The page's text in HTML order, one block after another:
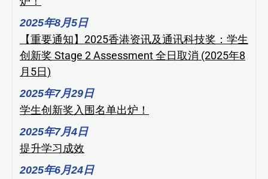
2025年8月5日
【重要通知】2025香港资讯及通讯科技奖：学生
创新奖 Stage 2 Assessment 全日取消 (2025年8
月5日)
2025年7月29日
学生创新奖入围名单出炉！
2025年7月4日
提升学习成效
2025年6月24日